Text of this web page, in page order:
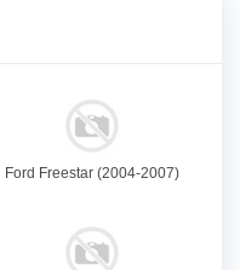
Ford Freestar (2004-2007)